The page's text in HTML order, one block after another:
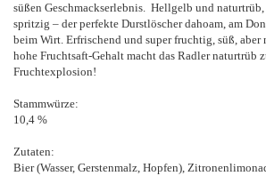
süßen Geschmackserlebnis. Hellgelb und
spritzig – der perfekte Durstlöscher dahoam, am
beim Wirt. Erfrischend und super fruchtig, süß, aber
hohe Fruchtsaft-Gehalt macht das Radler naturtrüb
Fruchtexplosion!
Stammwürze:
10,4 %
Zutaten:
Bier (Wasser, Gerstenmalz, Hopfen),